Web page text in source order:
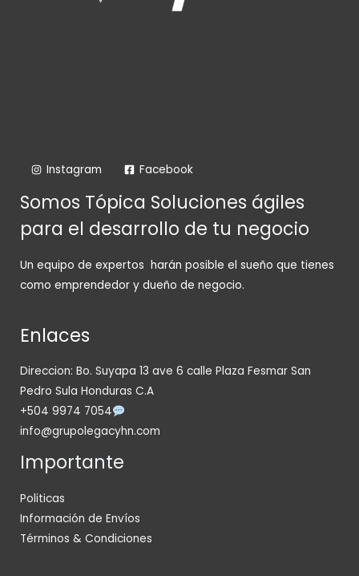
Instagram Facebook
Somos Tópica Soluciones ágiles
para el desarrollo de tu negocio
Un equipo de expertos harán posible el sueño que tienes
como emprendedor y dueño de negocio.
Enlaces
Direccion: Bo. Suyapa 13 ave 6 calle Plaza Fesmar San
Pedro Sula Honduras C.A
+504 9974 7054
info@grupolegacyhn.com
Importante
Politicas
Información de Envíos
Términos & Condiciones